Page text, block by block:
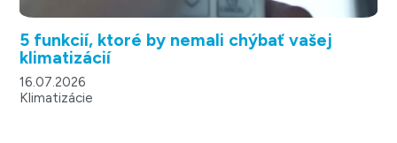
5 funkcií, ktoré by nemali chýbať vašej
klimatizácií
16.07.2026
Klimatizácie